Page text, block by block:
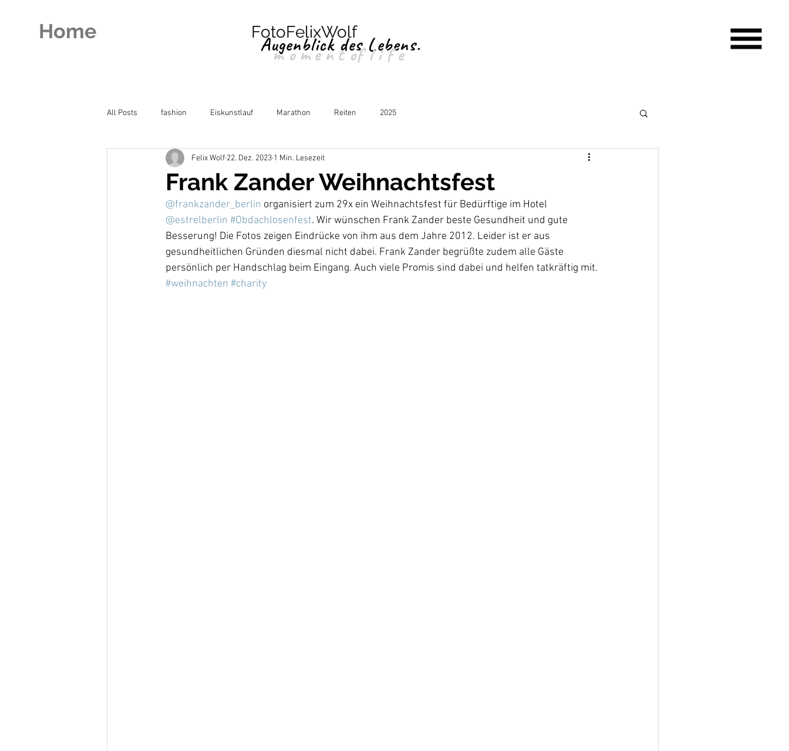
Home
Augenblick des Lebens.
FotoFelixWolf
moment
oflife
All Posts fashion Eiskunstlauf Marathon Reiten 2025
Frank Zander Weihnachtsfest
Felix Wolf 22. Dez. 2023 1 Min. Lesezeit
@frankzander_berlin organisiert zum 29x ein Weihnachtsfest für Bedürftige im Hotel
@estrelberlin #Obdachlosenfest. Wir wünschen Frank Zander beste Gesundheit und gute
Besserung! Die Fotos zeigen Eindrücke von ihm aus dem Jahre 2012. Leider ist er aus
gesundheitlichen Gründen diesmal nicht dabei. Frank Zander begrüßte zudem alle Gäste
persönlich per Handschlag beim Eingang. Auch viele Promis sind dabei und helfen tatkräftig mit.
#weihnachten #charity